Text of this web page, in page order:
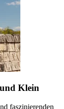
Klein
faszinierenden